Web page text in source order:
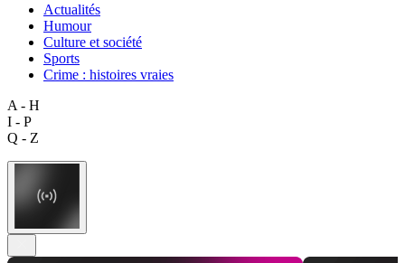
Actualités
Humour
Culture et société
Sports
Crime : histoires vraies
A - H
I - P
Q - Z